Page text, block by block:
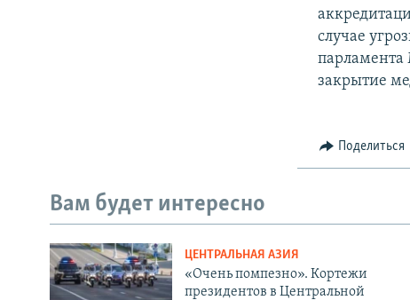
случае
парламента
закрытие
Поделиться
Вам будет интересно
ЦЕНТРАЛЬНАЯ АЗИЯ
«Очень помпезно». Кортежи
президентов в Центральной